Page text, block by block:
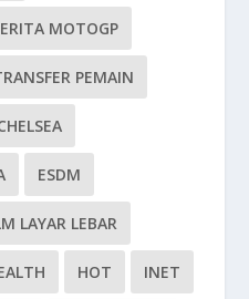
MOTOGP
PEMAIN
ESDM
LAYAR LEBAR
HOT INET